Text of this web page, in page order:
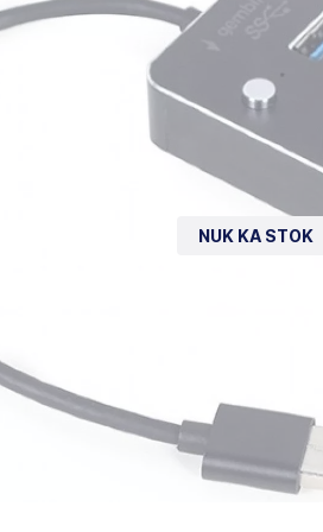
NUK KA STOK